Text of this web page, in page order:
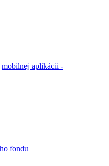
mobilnej aplikácii -